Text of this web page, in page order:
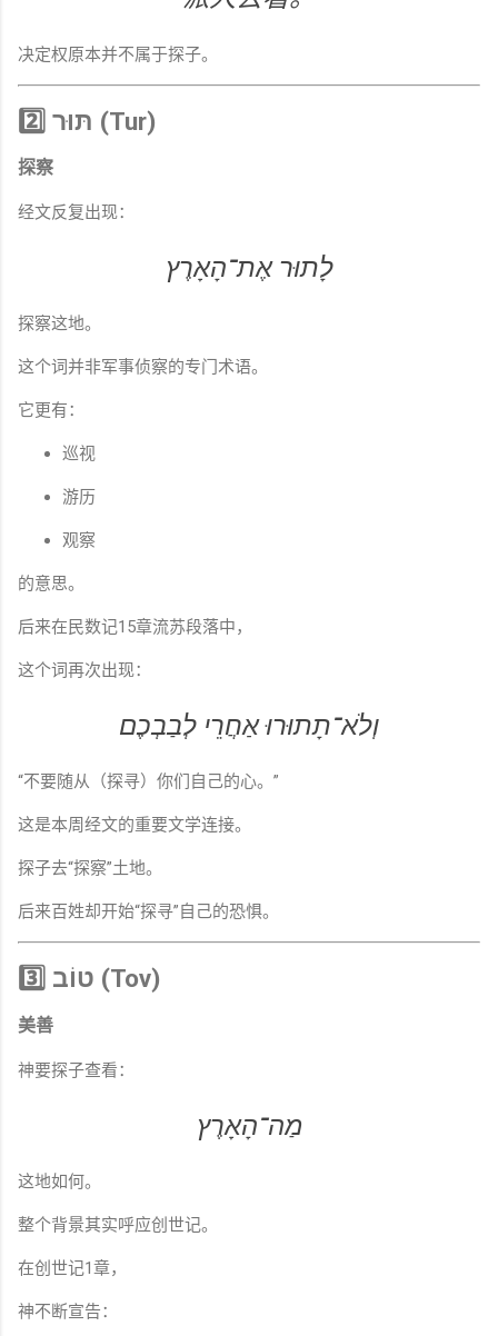
决定权原本并不属于探子。
2️⃣ תּוּר (Tur)
探察
经文反复出现：
לָתוּר אֶת־הָאָרֶץ
探察这地。
这个词并非军事侦察的专门术语。
它更有：
巡视
游历
观察
的意思。
后来在民数记15章流苏段落中，
这个词再次出现：
וְלֹא־תָתוּרוּ אַחֲרֵי לְבַבְכֶם
“不要随从（探寻）你们自己的心。”
这是本周经文的重要文学连接。
探子去“探察”土地。
后来百姓却开始“探寻”自己的恐惧。
3️⃣ טוֹב (Tov)
美善
神要探子查看：
מַה־הָאָרֶץ
这地如何。
整个背景其实呼应创世记。
在创世记1章，
神不断宣告：